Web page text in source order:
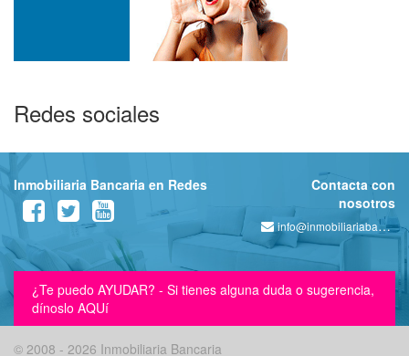
Redes sociales
Inmobiliaria Bancaria en Redes
Contacta con
nosotros
info@inmobiliariabancaria.com
¿Te puedo AYUDAR? - Si tienes alguna duda o sugerencia,
dínoslo AQUí
© 2008 - 2026 Inmobiliaria Bancaria